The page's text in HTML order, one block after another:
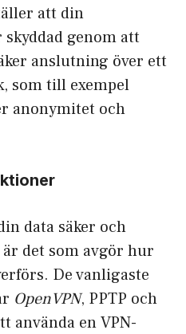
att din
genom att
anslutning över ett
som till exempel
anonymitet och
data säker och
det som avgör hur
De vanligaste
OpenVPN, PPTP och
använda en VPN-